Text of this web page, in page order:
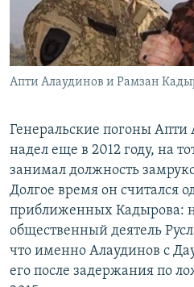
Апти Алаудинов и Рамзан
Генеральские погоны Апти
надел еще в 2012 году, на
занимал должность
Долгое время он считался
приближенных Кадырова:
общественный деятель
что именно Алаудинов с
его после задержания по